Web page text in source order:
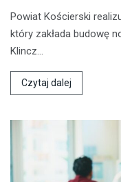
Powiat Kościerski
który zakłada budowę
Klincz…
Czytaj dalej